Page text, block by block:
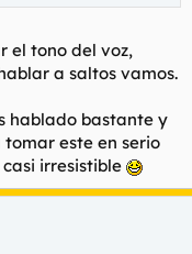
la boca
el tono del voz,
a saltos vamos.
hablado bastante y
este en serio
irresistible